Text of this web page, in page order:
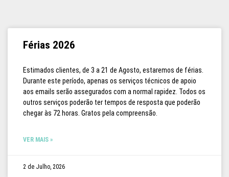
Férias 2026
Estimados clientes, de 3 a 21 de Agosto, estaremos de férias.
Durante este período, apenas os serviços técnicos de apoio
aos emails serão assegurados com a normal rapidez. Todos os
outros serviços poderão ter tempos de resposta que poderão
chegar às 72 horas. Gratos pela compreensão.
VER MAIS »
2 de Julho, 2026